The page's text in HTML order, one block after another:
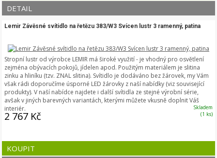
DETAIL
Lemir Závěsné svítidlo na řetězu 383/W3 Svícen lustr 3 ramenný, patina
Stropní lustr od výrobce LEMIR má široké využití - je vhodný pro osvětlení
zejména obývacích pokojů, jídelen apod. Použitým materiálem je slitina
zinku a hliníku (tzv. ZNAL slitina). Svítidlo je dodáváno bez žárovek, my Vám
však rádi doporučíme úsporné LED žárovky z naší nabídky (viz související
produkty). V naší nabídce najdete i další svítidla ze stejné výrobní série,
avšak v jiných barevných variantách, kterými můžete vkusně doplnit Váš
interiér.
2 767 Kč
Skladem
(1 ks)
KOUPIT